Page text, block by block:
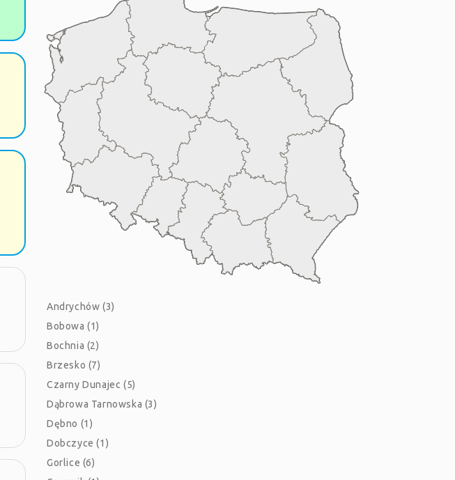
Andrychów (3)
Bobowa (1)
Bochnia (2)
Brzesko (7)
Czarny Dunajec (5)
Dąbrowa Tarnowska (3)
Dębno (1)
Dobczyce (1)
Gorlice (6)